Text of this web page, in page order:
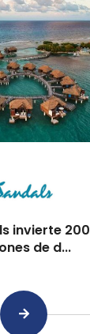
invierte 200
de d...